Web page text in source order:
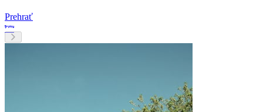
Prehrať